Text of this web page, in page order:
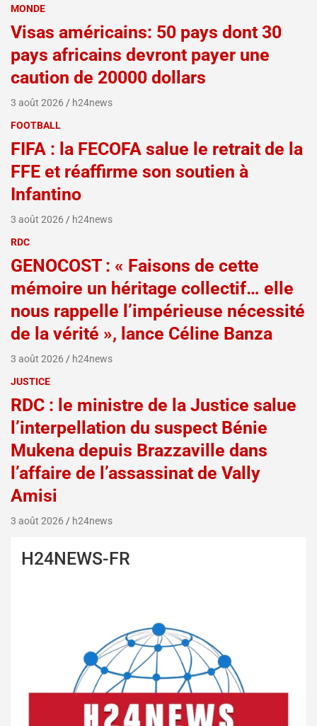
MONDE
Visas américains: 50 pays dont 30
pays africains devront payer une
caution de 20000 dollars
3 août 2026
h24news
FOOTBALL
FIFA : la FECOFA salue le retrait de la
FFE et réaffirme son soutien à
Infantino
3 août 2026
h24news
RDC
GENOCOST : « Faisons de cette
mémoire un héritage collectif… elle
nous rappelle l’impérieuse nécessité
de la vérité », lance Céline Banza
3 août 2026
h24news
JUSTICE
RDC : le ministre de la Justice salue
l’interpellation du suspect Bénie
Mukena depuis Brazzaville dans
l’affaire de l’assassinat de Vally
Amisi
3 août 2026 h24news
H24NEWS-FR